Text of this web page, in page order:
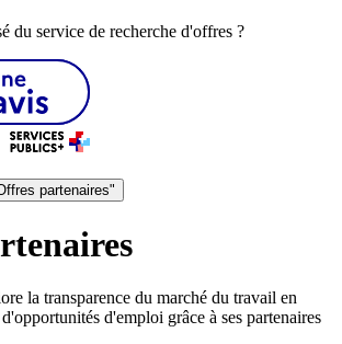
du service de recherche d'offres ?
partenaires"
la transparence du marché du travail en
d'emploi grâce à ses partenaires